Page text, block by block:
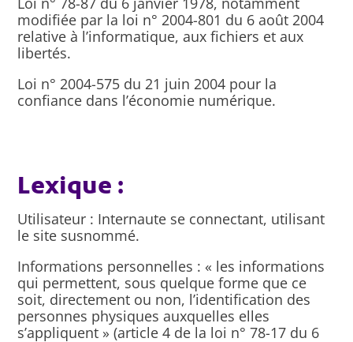
modifiée par la loi n° 2004-801 du 6 août 2004
relative à l’informatique, aux fichiers et aux
libertés.
Loi n° 2004-575 du 21 juin 2004 pour la
confiance dans l’économie numérique.
Lexique :
Utilisateur : Internaute se connectant, utilisant
le site susnommé.
Informations personnelles : « les informations
qui permettent, sous quelque forme que ce
soit, directement ou non, l’identification des
personnes physiques auxquelles elles
s’appliquent » (article 4 de la loi n° 78-17 du 6